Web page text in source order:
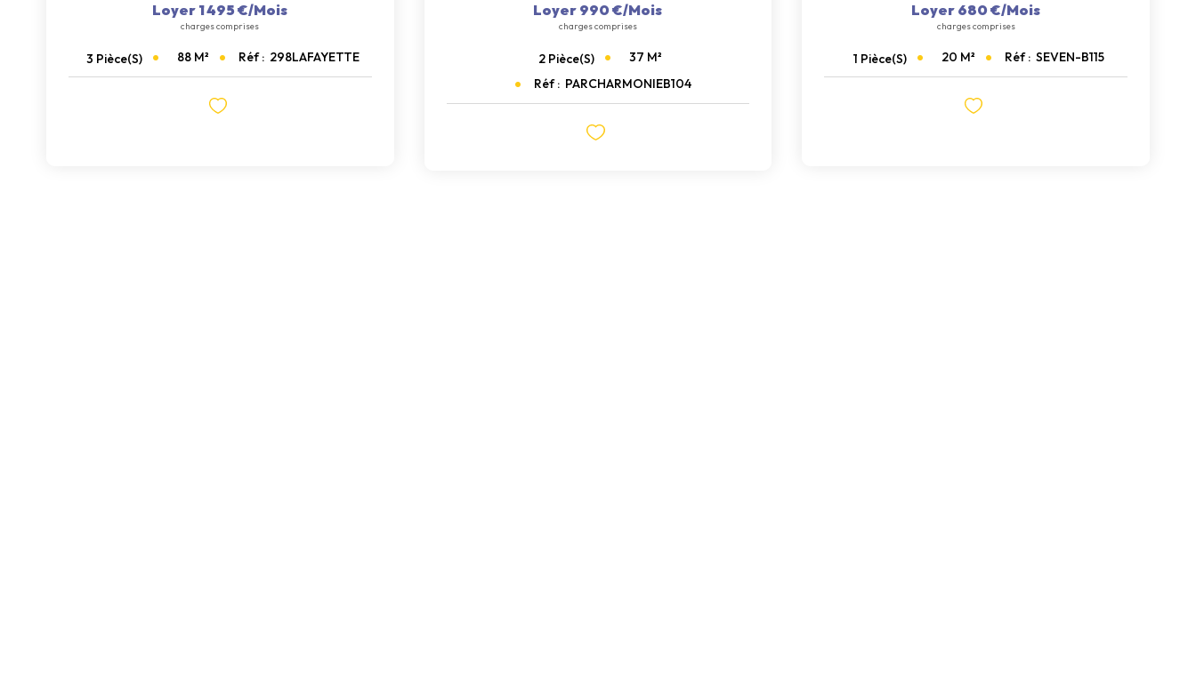
Loyer 1 495 €/mois
charges comprises
3 Pièce(s) 88 M² Réf : 298LAFAYETTE
Loyer 990 €/mois
charges comprises
2 Pièce(s) 37 M²
Réf : PARCHARMONIEB104
Loyer 680 €/mois
charges comprises
1 Pièce(s) 20 M² Réf : SEVEN-B115